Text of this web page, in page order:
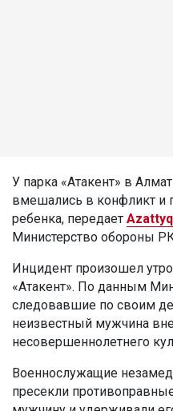
У парка «Атакент» в
вмешались в конфликт и
ребенка, передает
Министерство обороны
Инцидент произошел
«Атакент». По данным
следовавшие по своим
неизвестный мужчина
несовершеннолетнего
Военнослужащие
пресекли